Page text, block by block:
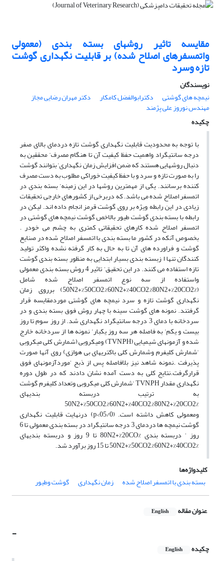
مقایسه تاثیر روشهای بسته بندی (معمولی
واتمسفرهای اصلاح شده) بر قابلیت نگهداری گوشت
تازه وسرد
نویسندگان
نیمچه های گوشتی
دکترابوالفضل کامکار دکتر مهران رضایی مجاز
مهندس نوروز علی پژمند
چکیده
با توجه به محدودیت قابلیت نگهداری گوشت تازه دردمای بالای صفر
درجه سانتیگراد واهمیت حفظ کیفیت آن تا هنگام مصرف‘ محققین به
دنبال روشهایی هستند که ضمن افزایش زمان نگهداری‘ بتوانند گوشت
را به صورت تازه و سرد و با حفظ کیفیت خوراکی مطلوب به دست مصرف
کننده برسانند. یکی از مهمترین روشها در این زمینه‘ بسته بندی در
اتمسفر اصلاح شده می باشد. که دربرخی از کشورهای خارجی تحقیقات
زیادی در این رابطه ویژه بر روی گوشت قرمز انجام داده اند. لیکن در
رابطه با بسته بندی گوشت طیور بالاخص گوشت نیمچه های گوشتی در
اتمسفر اصلاح شده کارهای تحقیقاتی کمتری به چشم می خودر .
بخصوص آنکه در کشور ما بسته بندی با اتمسفر اصلاح شده در صنایع
گوشت و فراورده های آن تا به حال به کار گرفته نشده واکثر تولید
کنندگان تنها ا زبسته بندی بسیار ابتدایی به منظور بسته بندی گوشت
تازه استفاده می کنند. در این تحقیق‘ تاثیر 4 روش بسته بندی معمولی
واستفاده از سه نوع اتمسفر اصلاح شده شامل
(%50N2+%50CO2,%60N2+%40CO2,%80N2+%20CO2) برروی زمان
نگهداری گوشت تازه و سرد نیمچه های گوشتی موردمقایسه قرار
گرفتند. نمونه های گوشت سینه با چهار روش فوق بسته بندی و در
سردخانه با دمای 3 درجه سانتیگراد نگهداری شد. از روز سوم تا روز
بیست و یکم‘ به فاصله هر سه روز یکبار‘ نمونه ها از سردخانه خارج
شده و آزمونهای شیمیایی (TVN,PH) ومیکروبی (شمارش کلی میکروبی
‘شمارش کلیفرم وشمارش کلی باکتریهای بی هوازی) روی آنها صورت
پذیرفت .نمونه شاهد نیز بلافاصله پس از ذبح ‘موردآزمونهای فوق
قرارگرفت.نتایج کلی به دست آمده نشان دادند که در طول دوره
نگهداری مقدار TVN,PH ‘شمارش کلی میکروبی وتعداد کلیفرم گوشت
به ترتیب دربسته بندیهای
%50N2+%50CO2,%60N2+%40CO2,%80N2+%20CO2
ومعمولی کاهش داشته است. (05/0>p) درنهایت قابلیت نگهداری
گوشت نیمچه ها دردمای 3 درجه سانتیگراد در بسته بندی معمولی تا 6
روز ‘ دربسته بندی %80N2+%20CO تا 9 روز و دربسته بندیهای
%50N2+%50CO2,%60N2+%40CO2 تا 15 روز برآورد شد.
کلیدواژه‌ها
بسته بندی با اتمسفر اصلاح شده
زمان نگهداری گوشت وطیور
عنوان مقاله English
-
چکیده English